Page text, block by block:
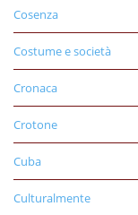
Cosenza
Costume e società
Cronaca
Crotone
Cuba
Culturalmente